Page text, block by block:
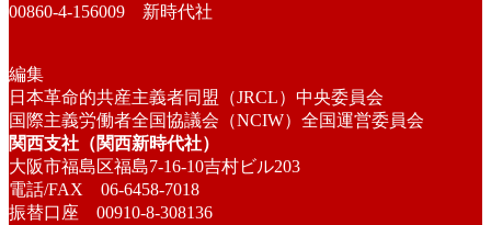
00860-4-156009 新時代社
編集
日本革命的共産主義者同盟（JRCL）中央委員会
国際主義労働者全国協議会（NCIW）全国運営委員会
関西支社（関西新時代社）
大阪市福島区福島7-16-10吉村ビル203
電話/FAX 06-6458-7018
振替口座 00910-8-308136